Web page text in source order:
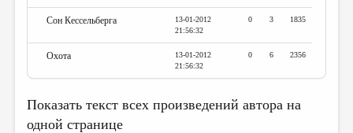
Сон Кессельберга
13-01-2012
21:56:32
0 3 1835
Охота
13-01-2012
21:56:32
0 6 2356
Показать текст всех произведений автора на
одной странице